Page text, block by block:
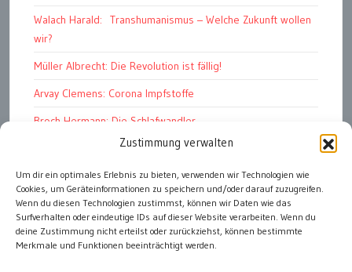
Zustimmung verwalten
Um dir ein optimales Erlebnis zu bieten, verwenden wir Technologien wie
Cookies, um Geräteinformationen zu speichern und/oder darauf zuzugreifen.
Wenn du diesen Technologien zustimmst, können wir Daten wie das
Surfverhalten oder eindeutige IDs auf dieser Website verarbeiten. Wenn du
deine Zustimmung nicht erteilst oder zurückziehst, können bestimmte
Merkmale und Funktionen beeinträchtigt werden.
Walach Harald: Transhumanismus – Welche Zukunft wollen
wir?
Müller Albrecht: Die Revolution ist fällig!
Arvay Clemens: Corona Impfstoffe
Broch Hermann: Die Schlafwandler
Kohout Pavel: Ende der Großen Ferien
Bonelli Raphael: Kopflos
Luczak Andreas: Deutschlands Energiewende